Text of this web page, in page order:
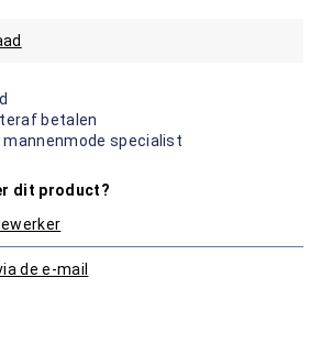
betalen
mannenmode specialist
dit product?
de e-mail